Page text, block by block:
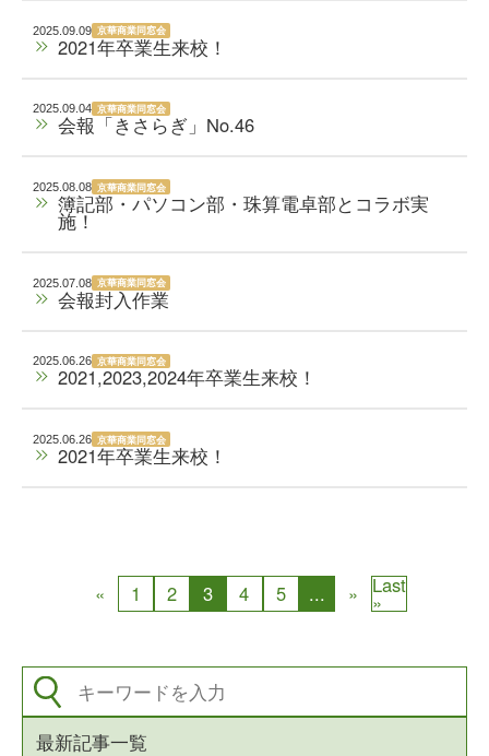
2025.09.09 京華商業同窓会
2021年卒業生来校！
2025.09.04 京華商業同窓会
会報「きさらぎ」No.46
2025.08.08 京華商業同窓会
簿記部・パソコン部・珠算電卓部とコラボ実
施！
2025.07.08 京華商業同窓会
会報封入作業
2025.06.26 京華商業同窓会
2021,2023,2024年卒業生来校！
2025.06.26 京華商業同窓会
2021年卒業生来校！
« 1 2 3 4 5 ... » Last
»
最新記事一覧